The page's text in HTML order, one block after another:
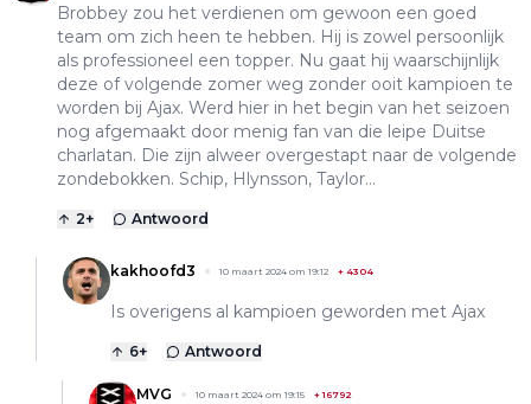
Brobbey zou het verdienen om gewoon een goed
team om zich heen te hebben. Hij is zowel persoonlijk
als professioneel een topper. Nu gaat hij waarschijnlijk
deze of volgende zomer weg zonder ooit kampioen te
worden bij Ajax. Werd hier in het begin van het seizoen
nog afgemaakt door menig fan van die leipe Duitse
charlatan. Die zijn alweer overgestapt naar de volgende
zondebokken. Schip, Hlynsson, Taylor…
2+ Antwoord
kakhoofd3 10 maart 2024 om 19:12 + 4304
Is overigens al kampioen geworden met Ajax
6+ Antwoord
MVG 10 maart 2024 om 19:15 +16792